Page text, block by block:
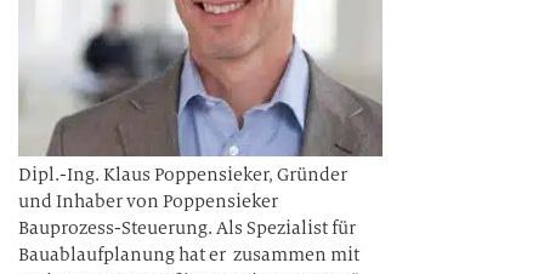
Dipl.-Ing. Klaus Poppensieker, Gründer
und Inhaber von Poppensieker
Bauprozess-Steuerung. Als Spezialist für
Bauablaufplanung hat er zusammen mit